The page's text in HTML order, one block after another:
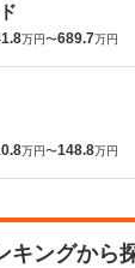
万円〜689.7万円
万円〜148.8万円
キングから